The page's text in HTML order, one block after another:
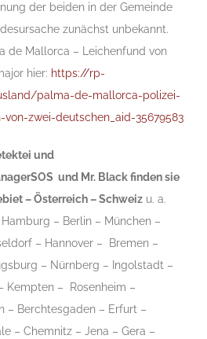
der beiden in der Gemeinde
zunächst unbekannt.
de Mallorca – Leichenfund von
hier: https://rp-
palma-de-mallorca-polizei-
zwei-deutschen_aid-35679583
und
und Mr. Black finden sie
–Österreich– Schweiz u. a.
Hamburg – Berlin – München –
– Hannover – Bremen –
– Nürnberg – Ingolstadt –
Kempten – Rosenheim –
– Berchtesgaden – Erfurt –
– Chemnitz – Jena – Gera –